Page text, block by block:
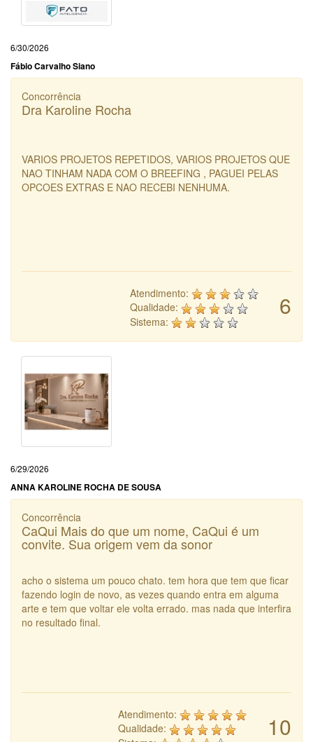
6/30/2026
Fábio Carvalho Siano
Concorrência
Dra Karoline Rocha
VARIOS PROJETOS REPETIDOS, VARIOS PROJETOS QUE
NAO TINHAM NADA COM O BREEFING , PAGUEI PELAS
OPCOES EXTRAS E NAO RECEBI NENHUMA.
6
Atendimento:
Qualidade:
Sistema:
6/29/2026
ANNA KAROLINE ROCHA DE SOUSA
Concorrência
CaQui Mais do que um nome, CaQui é um
convite. Sua origem vem da sonor
acho o sistema um pouco chato. tem hora que tem que ficar
fazendo login de novo, as vezes quando entra em alguma
arte e tem que voltar ele volta errado. mas nada que interfira
no resultado final.
10
Atendimento:
Qualidade: